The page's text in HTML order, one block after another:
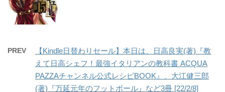
PREV
【Kindle日替わりセール】本日は、日高良実(著)『教
えて日高シェフ！最強イタリアンの教科書 ACQUA
PAZZAチャンネル公式レシピBOOK』、大江健三郎
(著)『万延元年のフットボール』など3冊 [22/2/8]